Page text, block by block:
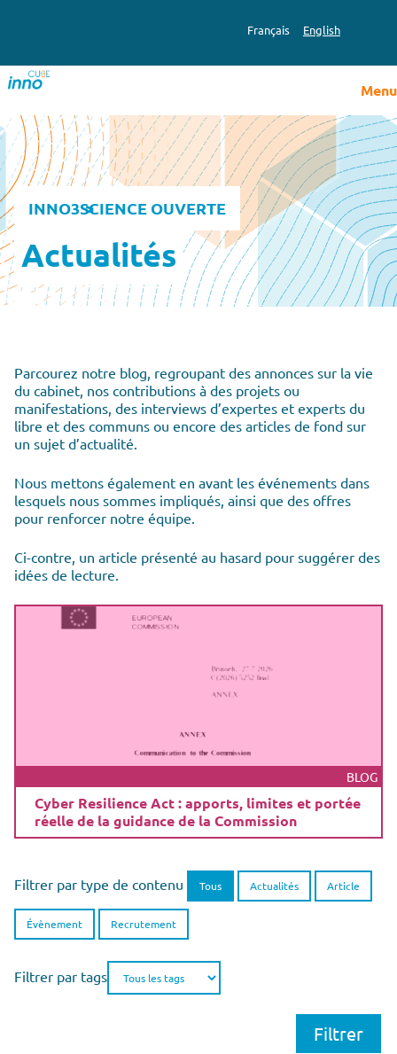
Français English
Menu
INNO3SCIENCE OUVERTE
Actualités
Parcourez notre blog, regroupant des annonces sur la vie
du cabinet, nos contributions à des projets ou
manifestations, des interviews d’expertes et experts du
libre et des communs ou encore des articles de fond sur
un sujet d’actualité.
Nous mettons également en avant les événements dans
lesquels nous sommes impliqués, ainsi que des offres
pour renforcer notre équipe.
Ci-contre, un article présenté au hasard pour suggérer des
idées de lecture.
BLOG
Cyber Resilience Act : apports, limites et portée
réelle de la guidance de la Commission
Filtrer par type de contenu Tous Actualités Article
Évènement Recrutement
Filtrer par tags